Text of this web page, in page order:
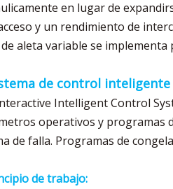
en lugar de
y un rendimiento de
aleta variable se implementa
de control
Intelligent Control
operativos y programas
de falla. Programas de
de trabajo: